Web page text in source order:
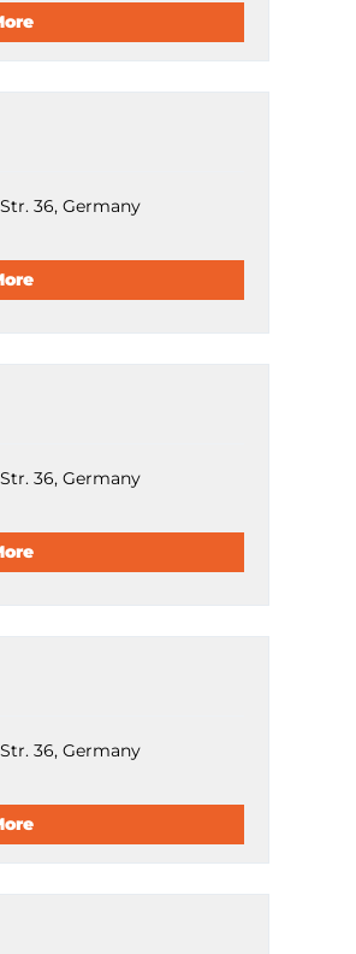
36, Germany
36, Germany
36, Germany